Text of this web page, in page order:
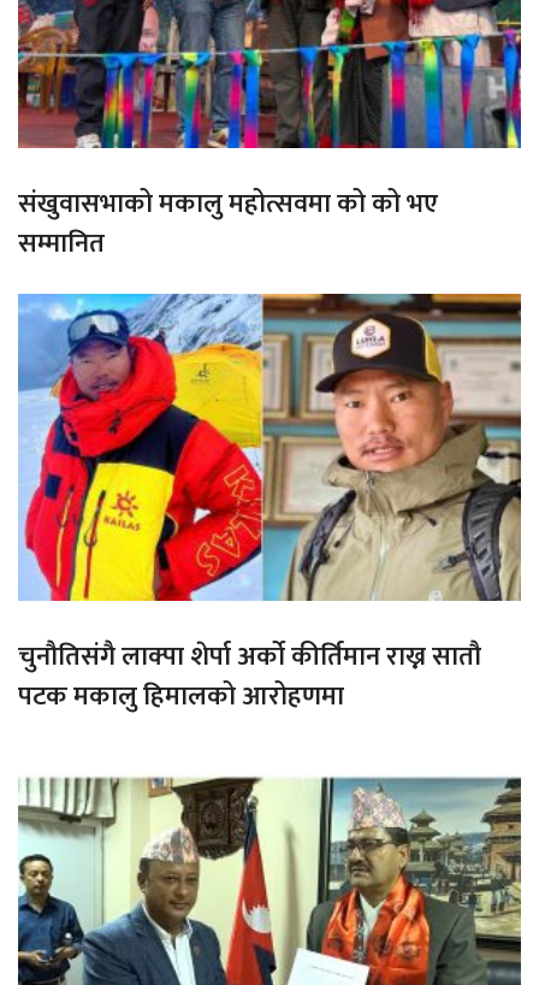
संखुवासभाको मकालु महोत्सवमा को को भए
सम्मानित
चुनौतिसंगै लाक्पा शेर्पा अर्को कीर्तिमान राख्न सातौ
पटक मकालु हिमालको आरोहणमा